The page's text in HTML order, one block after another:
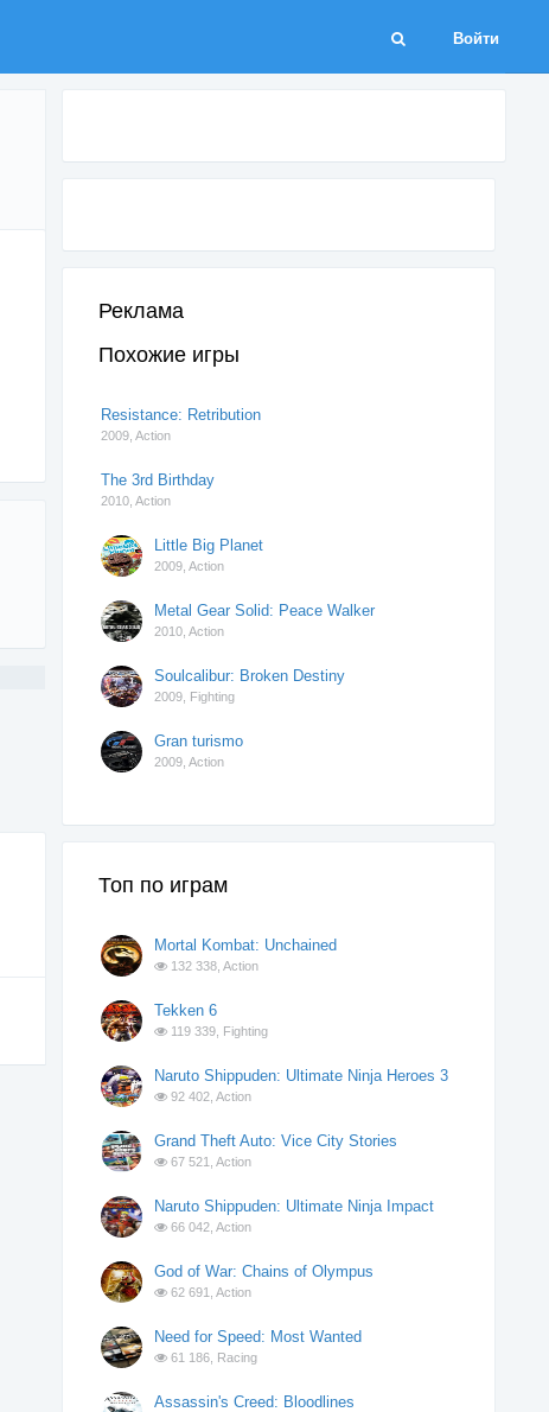
Войти
Реклама
Похожие игры
Resistance: Retribution
2009,Action
The 3rd Birthday
2010,Action
Little Big Planet
2009,Action
Metal Gear Solid: Peace Walker
2010,Action
Soulcalibur: Broken Destiny
2009, Fighting
Gran turismo
2009,Action
Топ по играм
Mortal Kombat: Unchained
132 338,Action
Tekken 6
119 339, Fighting
Naruto Shippuden: Ultimate Ninja Heroes 3
92 402,Action
Grand Theft Auto: Vice City Stories
67 521,Action
Naruto Shippuden: Ultimate Ninja Impact
66 042,Action
God of War: Chains of Olympus
62 691,Action
Need for Speed: Most Wanted
61 186, Racing
Assassin's Creed: Bloodlines